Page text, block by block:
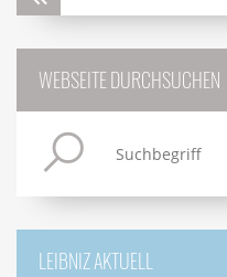
WEBSEITE DURCHSUCHEN
LEIBNIZ AKTUELL